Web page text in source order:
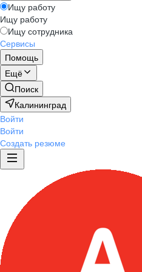
Ищу работу
Ищу работу
Ищу сотрудника
Сервисы
Помощь
Ещё
Поиск
Калининград
Войти
Войти
Создать резюме